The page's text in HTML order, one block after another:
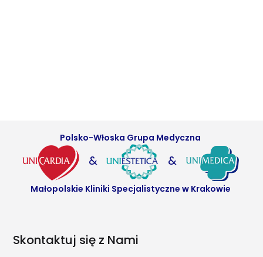
Polsko-Włoska Grupa Medyczna
& &
Małopolskie Kliniki Specjalistyczne w Krakowie
Skontaktuj się z Nami